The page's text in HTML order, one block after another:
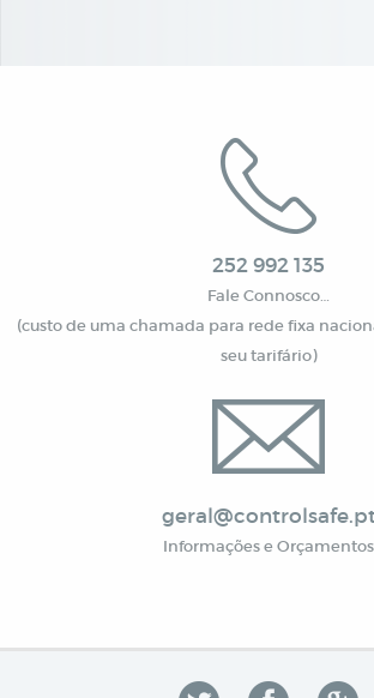
252 992 135
Fale Connosco…
(custo de uma chamada para rede fixa
seu tarifário)
Informações e Orçamentos